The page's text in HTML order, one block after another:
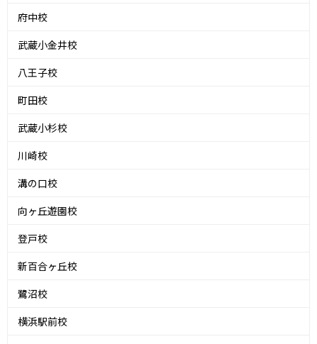
府中校
武蔵小金井校
八王子校
町田校
武蔵小杉校
川崎校
溝の口校
向ヶ丘遊園校
登戸校
新百合ヶ丘校
鷺沼校
横浜駅前校